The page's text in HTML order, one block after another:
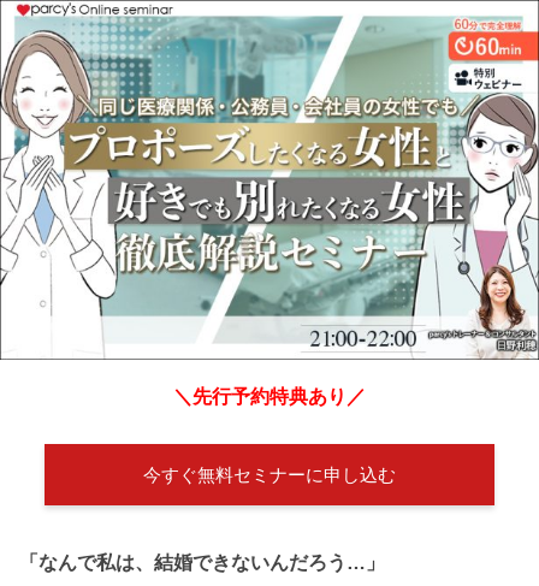
＼先行予約特典あり／
今すぐ無料セミナーに申し込む
「なんで私は、結婚できないんだろう…」